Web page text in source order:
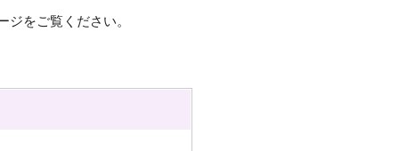
をご覧ください。